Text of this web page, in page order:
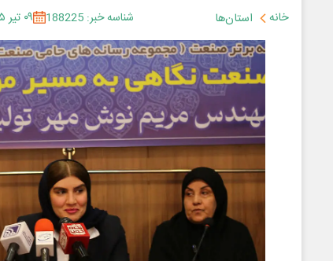
خانه استان‌ها شناسه خبر: 188225 ۰۹ تیر ۱۴۰۵